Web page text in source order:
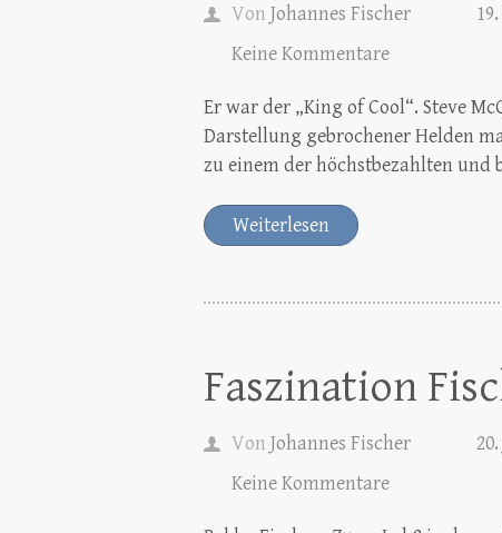
Von Johannes Fischer
Keine Kommentare
Er war der „King of Cool“. Steve
Darstellung gebrochener Helden
zu einem der höchstbezahlten und
Weiterlesen
Faszination
Von Johannes Fischer
Keine Kommentare